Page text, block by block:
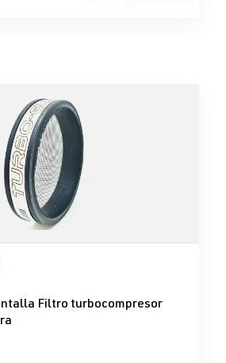
de 0 de 5 estrellas
Filtro turbocompresor